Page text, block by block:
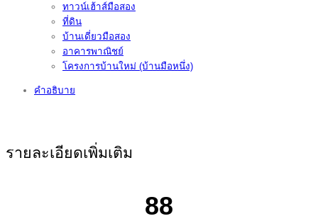
ทาวน์เฮ้าส์มือสอง
ที่ดิน
บ้านเดี่ยวมือสอง
อาคารพาณิชย์
โครงการบ้านใหม่ (บ้านมือหนึ่ง)
คำอธิบาย
รายละเอียดเพิ่มเติม
88